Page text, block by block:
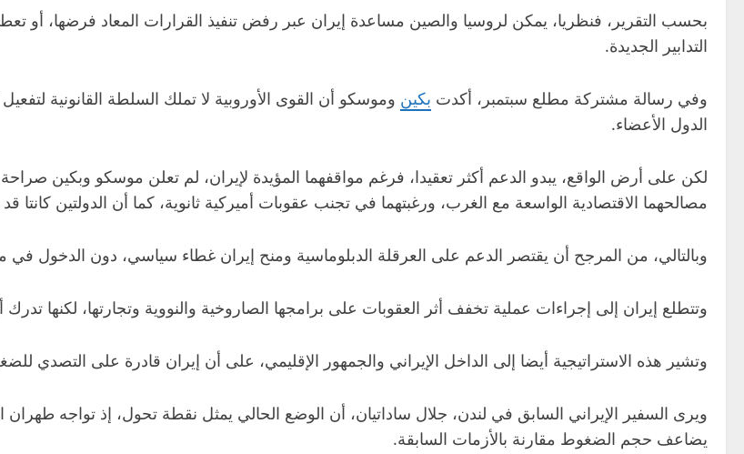
بحسب التقرير، فنظريا، يمكن لروسيا والصين مساعدة إيران عبر رفض تنفيذ القرارات المعاد فرضها، أو
التدابير الجديدة.
وفي رسالة مشتركة مطلع سبتمبر، أكدت بكين وموسكو أن القوى الأوروبية لا تملك السلطة القانونية
الدول الأعضاء.
لكن على أرض الواقع، يبدو الدعم أكثر تعقيدا، فرغم مواقفهما المؤيدة لإيران، لم تعلن موسكو وبكين
مصالحهما الاقتصادية الواسعة مع الغرب، ورغبتهما في تجنب عقوبات أميركية ثانوية، كما أن الدولتين كانتا
وبالتالي، من المرجح أن يقتصر الدعم على العرقلة الدبلوماسية ومنح إيران غطاء سياسي، دون الدخول في
وتتطلع إيران إلى إجراءات عملية تخفف أثر العقوبات على برامجها الصاروخية والنووية وتجارتها، لكنها
وتشير هذه الاستراتيجية أيضا إلى الداخل الإيراني والجمهور الإقليمي، على أن إيران قادرة على التصدي
ويرى السفير الإيراني السابق في لندن، جلال ساداتيان، أن الوضع الحالي يمثل نقطة تحول، إذ تواجه طهران
يضاعف حجم الضغوط مقارنة بالأزمات السابقة.